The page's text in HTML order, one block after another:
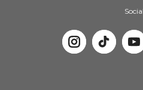
Social